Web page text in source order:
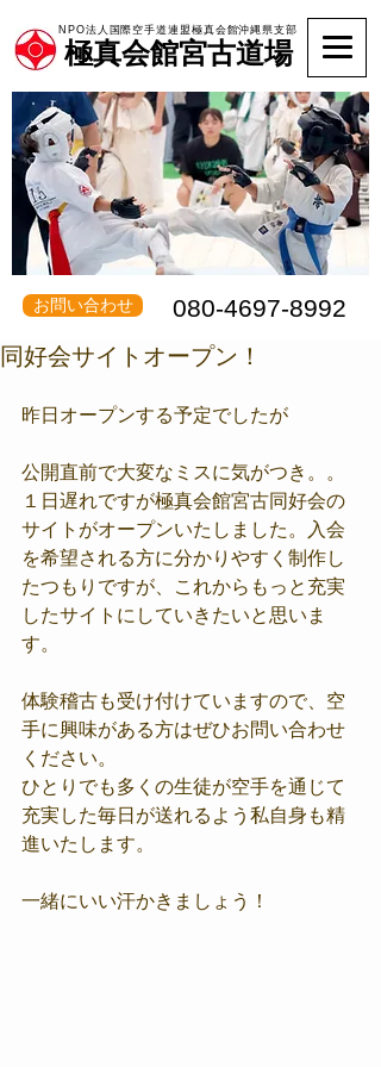
お問い合わせ 080-4697-8992
極真会館宮古道場
NPO法人国際空手道連盟極真会館沖縄県支部
同好会サイトオープン！
昨日オープンする予定でしたが
公開直前で大変なミスに気がつき。。
１日遅れですが極真会館宮古同好会の
サイトがオープンいたしました。入会
を希望される方に分かりやすく制作し
たつもりですが、これからもっと充実
したサイトにしていきたいと思いま
す。
体験稽古も受け付けていますので、空
手に興味がある方はぜひお問い合わせ
ください。
ひとりでも多くの生徒が空手を通じて
充実した毎日が送れるよう私自身も精
進いたします。
一緒にいい汗かきましょう！